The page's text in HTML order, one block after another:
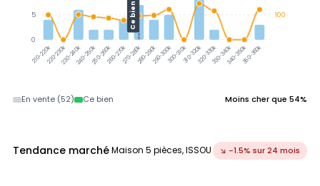
210-220k220-230k230-240k240-250k250-260k260-270k270-280k280-290k290-300k300-310k310-320k320-330k330-340k340-350k350-360k
Ce bien 100
5
0
En vente (52) Ce bien Moins cher que 54%
Tendance marchéMaison 5 pièces, ISSOU ↘ -1.5% sur 24 mois